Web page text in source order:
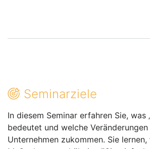
Seminarziele
In diesem Seminar erfahren Sie, was
bedeutet und welche
Unternehmen zukommen. Sie lernen,